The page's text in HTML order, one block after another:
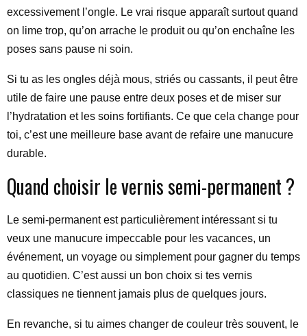
excessivement l’ongle. Le vrai risque apparaît surtout quand
on lime trop, qu’on arrache le produit ou qu’on enchaîne les
poses sans pause ni soin.
Si tu as les ongles déjà mous, striés ou cassants, il peut être
utile de faire une pause entre deux poses et de miser sur
l’hydratation et les soins fortifiants. Ce que cela change pour
toi, c’est une meilleure base avant de refaire une manucure
durable.
Quand choisir le vernis semi-permanent ?
Le semi-permanent est particulièrement intéressant si tu
veux une manucure impeccable pour les vacances, un
événement, un voyage ou simplement pour gagner du temps
au quotidien. C’est aussi un bon choix si tes vernis
classiques ne tiennent jamais plus de quelques jours.
En revanche, si tu aimes changer de couleur très souvent, le